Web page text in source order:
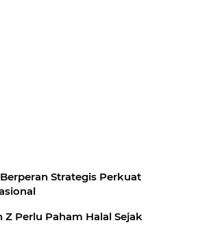
Strategis Perkuat
Z Perlu Paham Halal Sejak